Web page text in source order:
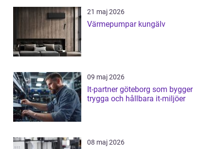
21 maj 2026
Värmepumpar kungälv
09 maj 2026
It-partner göteborg som bygger
trygga och hållbara it-miljöer
08 maj 2026